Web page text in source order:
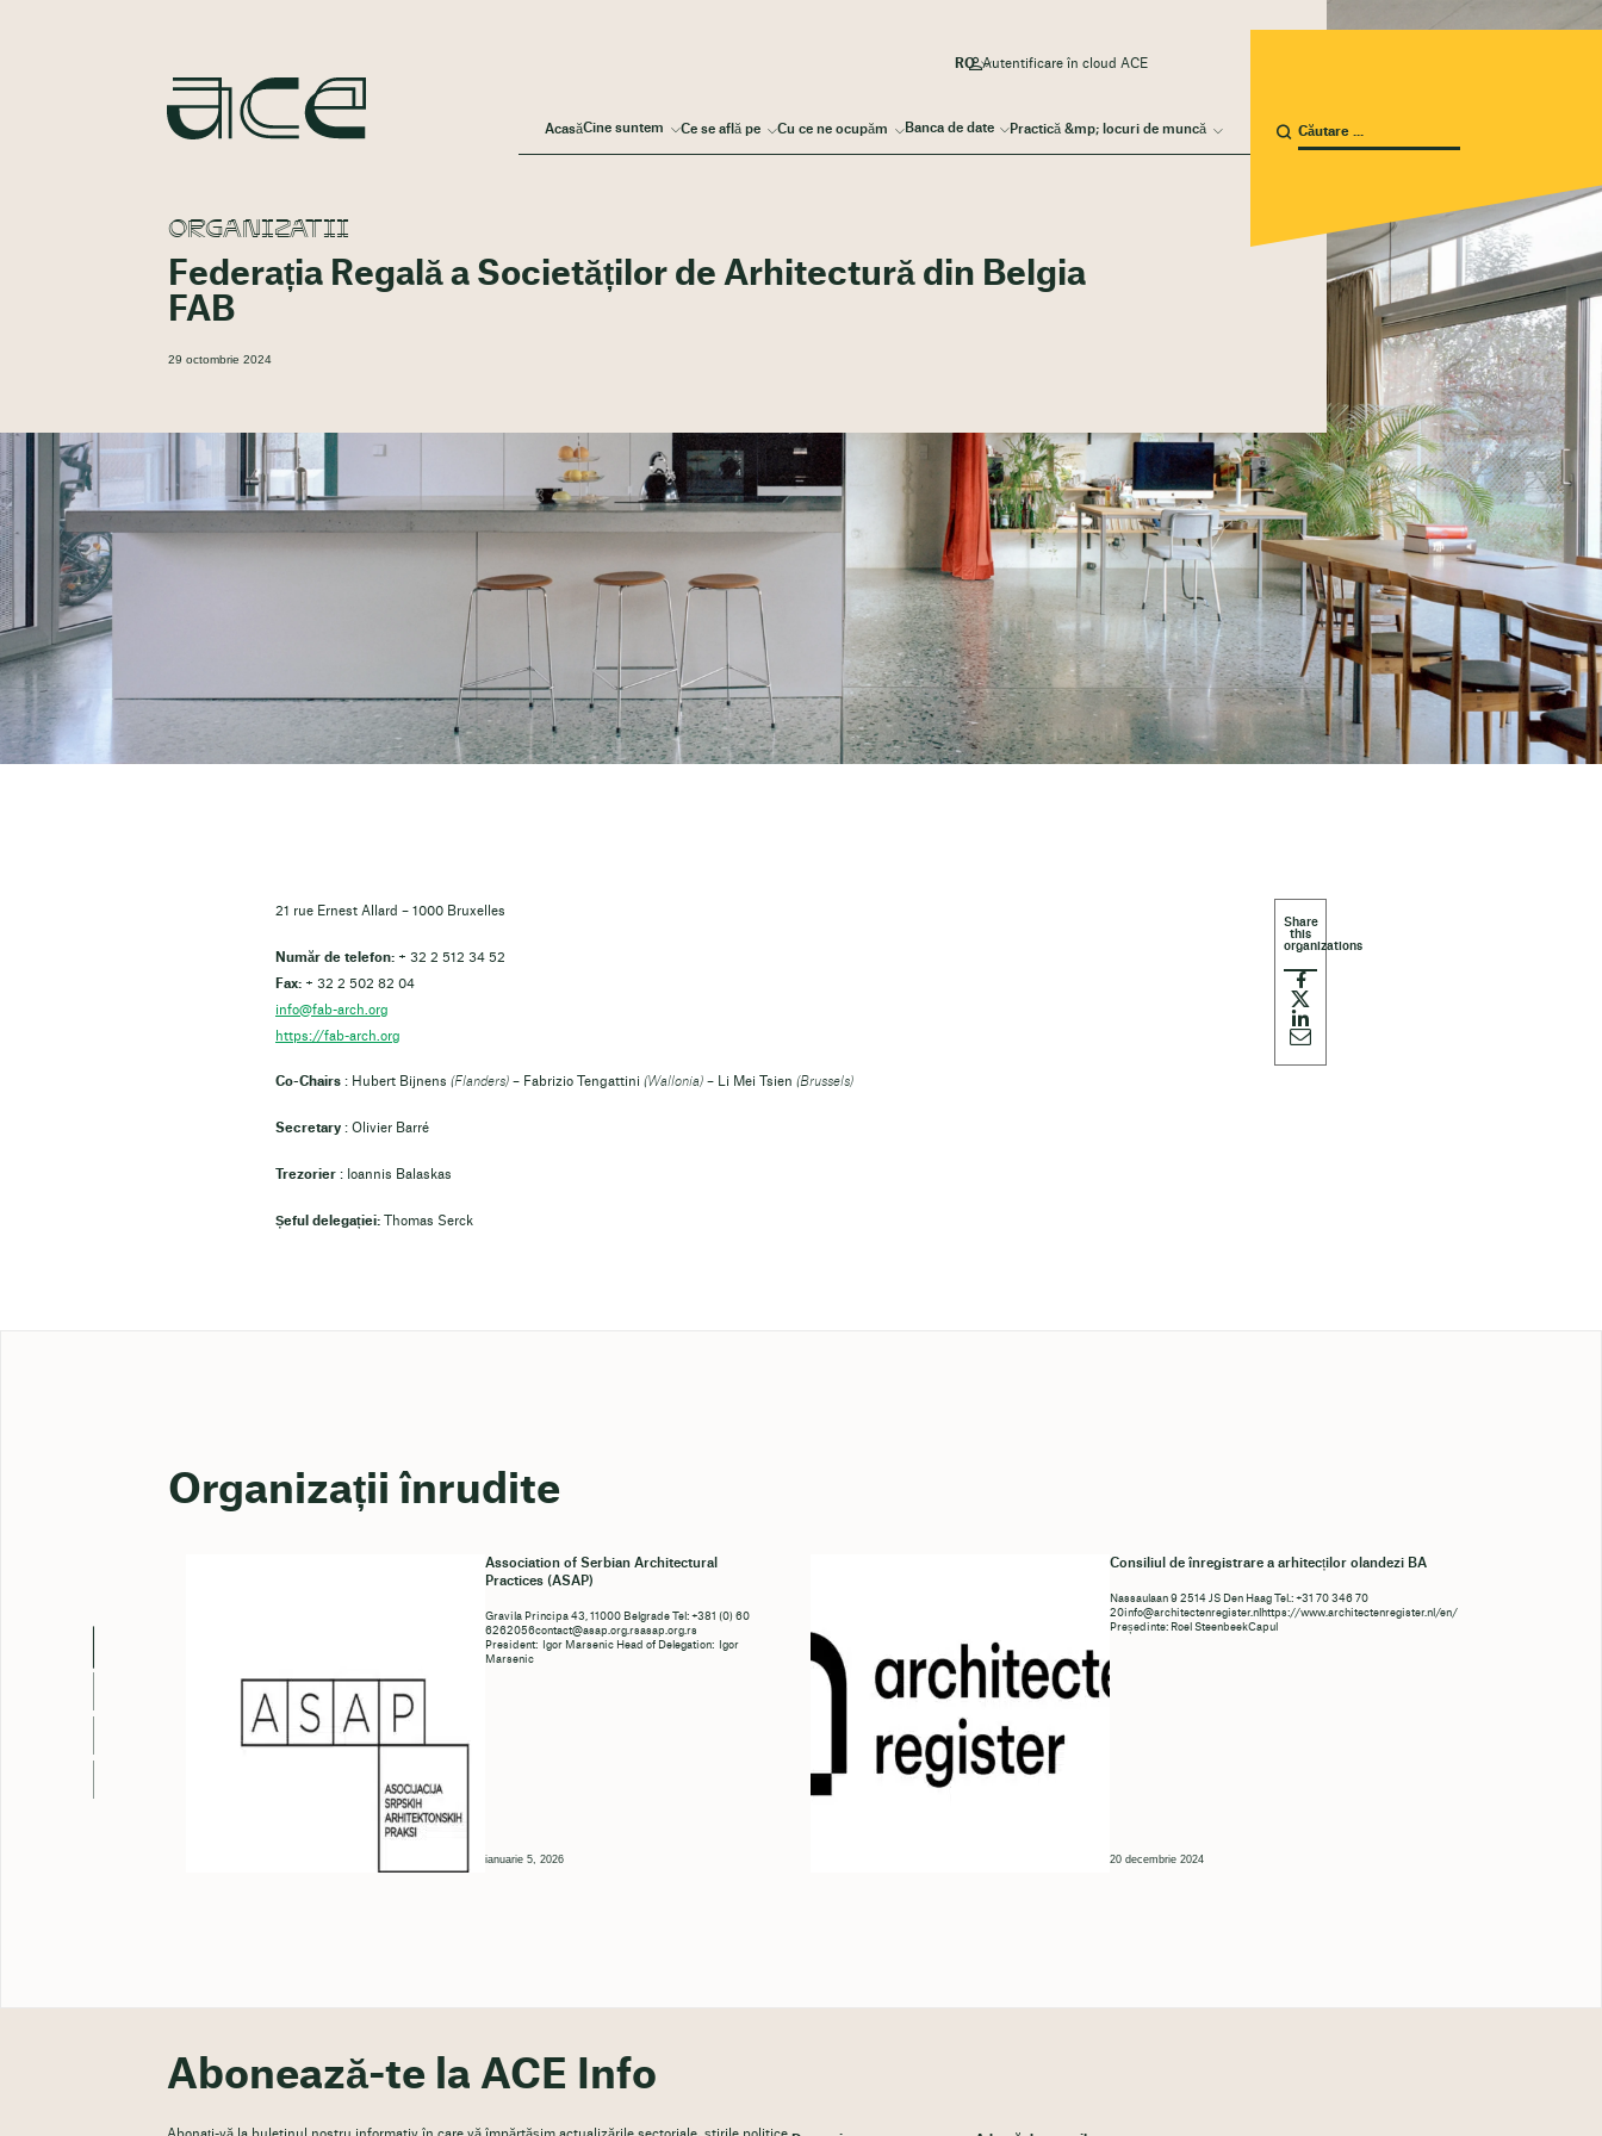
AcasăCine suntem Ce se află pe Cu ce ne ocupăm Banca de date Practică &mp; locuri de muncă
Autentificare în cloud ACE
ORGANIZATII
Federația Regală a Societăților de Arhitectură din Belgia
FAB
29 octombrie 2024
21 rue Ernest Allard – 1000 Bruxelles
Număr de telefon: + 32 2 512 34 52
Fax: + 32 2 502 82 04
info@fab-arch.org
https://fab-arch.org
Co-Chairs : Hubert Bijnens (Flanders) – Fabrizio Tengattini (Wallonia) – Li Mei Tsien (Brussels)
Secretary : Olivier Barré
Trezorier : Ioannis Balaskas
Șeful delegației: Thomas Serck
Organizații înrudite
Association of Serbian Architectural
Practices (ASAP)
Gravila Principa 43, 11000 Belgrade Tel: +381 (0) 60
6262056contact@asap.org.rsasap.org.rs
President: Igor Marsenic Head of Delegation: Igor
Marsenic
ianuarie 5, 2026
Consiliul de înregistrare a arhitecților olandezi BA
Nassaulaan 9 2514 JS Den Haag Tel.: +31 70 346 70
20info@architectenregister.nlhttps://www.architectenregister.nl/en/
Președinte: Roel SteenbeekCapul
20 decembrie 2024
Abonează-te la ACE Info